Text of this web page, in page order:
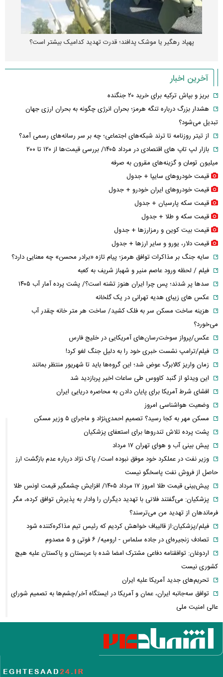
پهپاد رهگیر یا موشک پدافند؛ قدرت تهدید کدامیک بیشتر است؟
آخرین اخبار
بریز و بپاش ترکیه برای خرید ۲۰ جنگنده
هشدار بزرگ درباره تنگه هرمز؛ بحران انرژی چگونه به بحران ارزی جهان
تبدیل می‌شود؟
از تیتر روزنامه تا ترند شبکه‌های اجتماعی؛ چه بر سر رسانه‌های رسمی آمد؟
بازار لپ‌ تاپ‌ های اقتصادی در مرداد ۱۴۰۵/ بررسی قیمت‌ها از ۱۲۰ تا ۲۰۰
میلیون تومان و گزینه‌های مقرون‌ به‌ صرفه
قیمت خودرو‌های سایپا + جدول
قیمت خودرو‌های ایران خودرو + جدول
قیمت سکه پارسیان + جدول
قیمت سکه و طلا + جدول
قیمت بیت کوین و رمزارز‌ها + جدول
قیمت دلار، یورو و سایر ارز‌ها + جدول
سایه جنگ بر مذاکرات توافق هرمز؛ پیام تازه «برادر محسن» چه معنایی دارد؟
فیلم / لحظه ورود عاصم منیر و شهباز شریف به کعبه
سدها پر شدند؛ پس چرا ایران هنوز تشنه است؟/ پشت پرده آمار آب ۱۴۰۵
عکس های زیبای هدیه تهرانی در یک گلخانه
هزینه ساخت مسکن سر به فلک کشید/ ساخت هر متر خانه چقدر آب
می‌خورد؟
عکس/پرواز سوخت‌رسان‌های آمریکایی در خلیج فارس
فیلم/ترامپ نشست خبری خود را به دلیل جنگ لغو کرد!
زمان واریز کالابرگ عوض شد؛ این گروه‌ها باید تا شهریور منتظر بمانند
این ویدئو از گنبد کاووس طی ساعات اخیر پربازدید شد
افشای شرط آمریکا برای پایان دادن به محاصره دریایی ایران
وضعیت هواشناسی امروز
مسکن مهر به کجا رسید؟ تصمیم احمدی‌نژاد و ماجرای ۵ وزیر مسکن
پشت پرده تلاش تندروها برای استعفای پزشکیان
پیش بینی آب و هوای تهران ۱۷ مرداد
وزیر نفت در عملکرد خود موفق نبوده است/ پاک نژاد درباره عدم بازگشت ارز
حاصل از فروش نفت پاسخگو نیست
پیش‌بینی قیمت طلا امروز ۱۷ مرداد ۱۴۰۵/ افزایش چشمگیر قیمت اونس طلا
پزشکیان: می‌گفتند فلانی با تهدید دیگران را وادار به پذیرش توافق کرده، مگر
فرماندهان از تهدید من می‌ترسند؟
فیلم/پزشکیان:از قالیباف خواهش کردیم که رئیس تیم مذاکره‌کننده شود
تصادف زنجیره‌ای در جاده سلماس - ارومیه/ ۶ فوتی و ۵ مصدوم
اردوغان: توافقنامه دفاعی مشترک امضا شده با عربستان و پاکستان علیه هیچ
کشوری نیست
تحریم‌های جدید آمریکا علیه ایران
توافق سه‌جانبه ایران، عمان و آمریکا در ایستگاه آخر/چشم‌ها به تصمیم شورای
عالی امنیت ملی
فیلم/ خط و نشان ترامپ برای سوئیس
عبدالناصر همتی: اگر اقتصاد ایران در حال فروپاشی بود، چرا آمریکا از توافق
می‌گوید